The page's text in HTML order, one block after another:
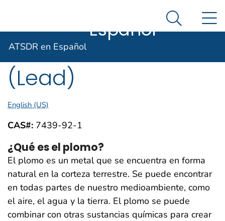
Agencia para Sustancias
ATSDR en
Español Search
ATSDR en Español
ToxFAQs™ – Plomo
(Lead)
English (US)
CAS#: 7439-92-1
¿Qué es el plomo?
El plomo es un metal que se encuentra en forma
natural en la corteza terrestre. Se puede encontrar
en todas partes de nuestro medioambiente, como
el aire, el agua y la tierra. El plomo se puede
combinar con otras sustancias químicas para crear